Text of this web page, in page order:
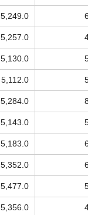
5,249.0
5,257.0
5,130.0
5,112.0
5,284.0
5,143.0
5,183.0
5,352.0
5,477.0
5,356.0